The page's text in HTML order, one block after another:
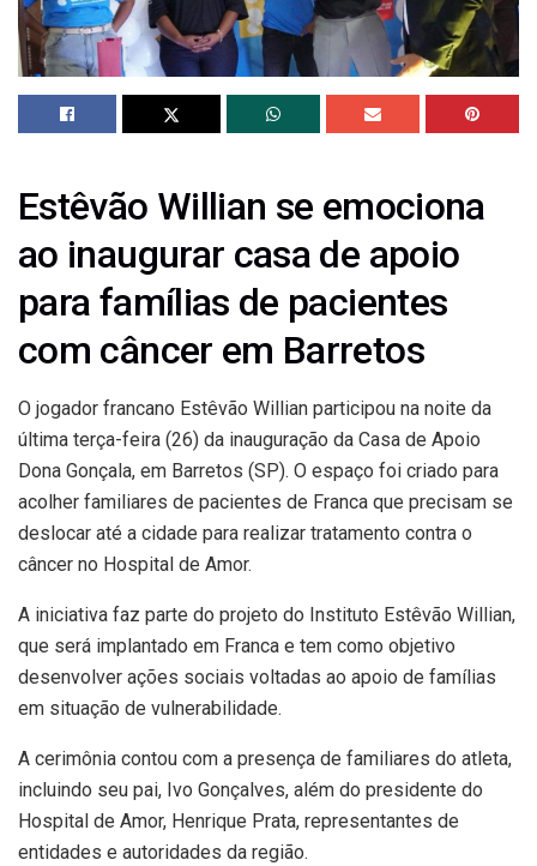
Estêvão Willian se emociona
ao inaugurar casa de apoio
para famílias de pacientes
com câncer em Barretos
O jogador francano Estêvão Willian participou na noite da
última terça-feira (26) da inauguração da Casa de Apoio
Dona Gonçala, em Barretos (SP). O espaço foi criado para
acolher familiares de pacientes de Franca que precisam se
deslocar até a cidade para realizar tratamento contra o
câncer no Hospital de Amor.
A iniciativa faz parte do projeto do Instituto Estêvão Willian,
que será implantado em Franca e tem como objetivo
desenvolver ações sociais voltadas ao apoio de famílias
em situação de vulnerabilidade.
A cerimônia contou com a presença de familiares do atleta,
incluindo seu pai, Ivo Gonçalves, além do presidente do
Hospital de Amor, Henrique Prata, representantes de
entidades e autoridades da região.